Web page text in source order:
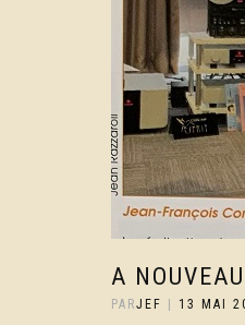
A
PARJEF 13 MAI